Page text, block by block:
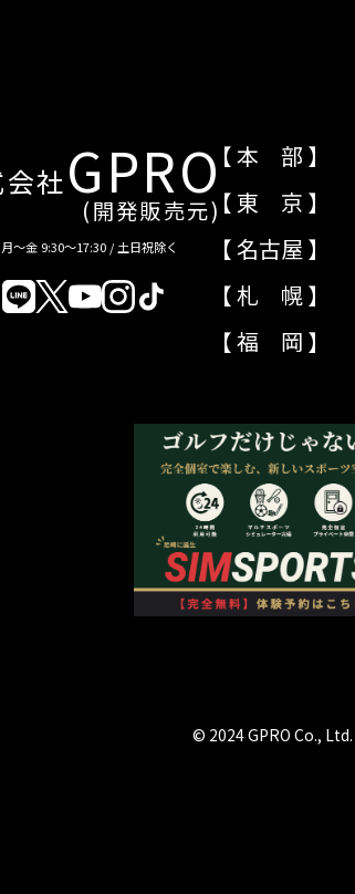
社 GPRO
(開発販売元)
～金 9:30～17:30 / 土日祝除く
【 本 部 】
【 東 京 】
【 名古屋 】
【 札 幌 】
【 福 岡 】
© 2024 GPRO Co., Ltd.